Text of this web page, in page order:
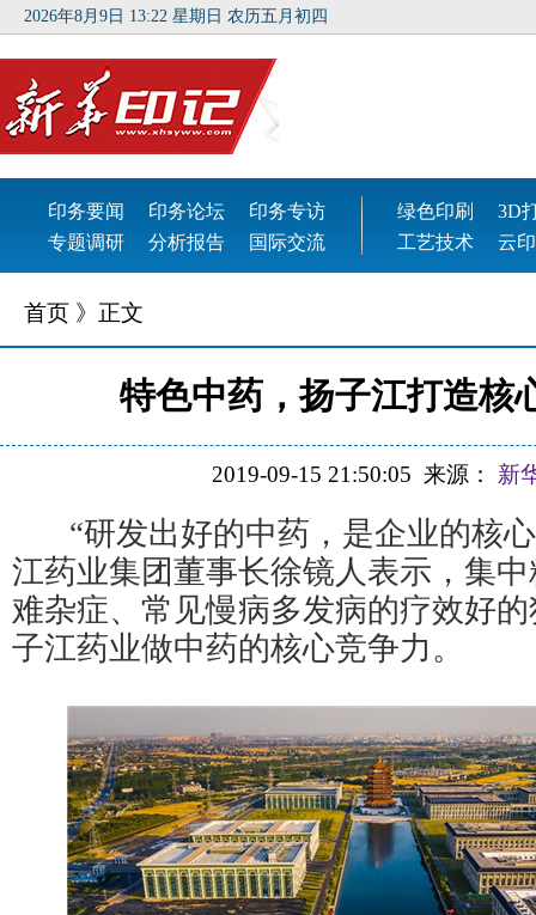
首页 》正文
特色中药，扬子江打造核
2019-09-15 21:50:05 来源： 新
“研发出好的中药，是企业的核心
江药业集团董事长徐镜人表示，集
难杂症、常见慢病多发病的疗效好
子江药业做中药的核心竞争力。